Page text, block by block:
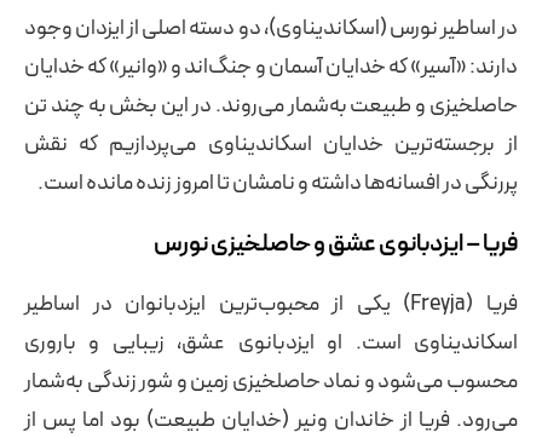
در اساطیر نورس (اسکاندیناوی)، دو دسته اصلی از ایزدان وجود
دارند: «آسیر» که خدایان آسمان و جنگ‌اند و «وانیر» که خدایان
حاصلخیزی و طبیعت به‌شمار می‌روند. در این بخش به چند تن
از برجسته‌ترین خدایان اسکاندیناوی می‌پردازیم که نقش
پررنگی در افسانه‌ها داشته و نامشان تا امروز زنده مانده است.
فریا – ایزدبانوی عشق و حاصلخیزی نورس
فریا (Freyja) یکی از محبوب‌ترین ایزدبانوان در اساطیر
اسکاندیناوی است. او ایزدبانوی عشق، زیبایی و باروری
محسوب می‌شود و نماد حاصلخیزی زمین و شور زندگی به‌شمار
می‌رود. فریا از خاندان ونیر (خدایان طبیعت) بود اما پس از